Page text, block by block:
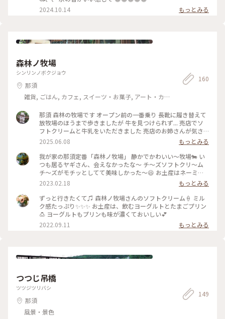
2024.10.14
もっとみる
森林ノ牧場
シンリンノボクジョウ
那須
雑貨, ごはん, カフェ, スイーツ・お菓子, アート・カ
やげ
160
那須 森林の牧場です オープン前の一番乗り 長靴に履き替えて
放牧場のほうまで歩きましたが 牛を見つけられず... 売店でソ
フトクリームと牛乳をいただきました 売店のお姉さんが気さ
くに声をかけてくれて 楽しかったです 牛乳の瓶が可愛いく
て、持って帰っていいか聞いたら、サッと水洗いしてくれまし
た 今度は料理を食べに行きたいです☺️ #森林ノ牧場 #那須
2025.06.08
もっとみる
我が家の那須定番「森林ノ牧場」 静かでかわいい～牧場🐄 い
つも居るヤギさん、会えなかったな～ チ～ズソフトクリ～ム
チ～ズがモチッとしてて美味しかった～😆 お土産はネーミン
グが凄い❓️いのちのミートソース(これウマウマ) ・バターのい
とこ・ビーフジャーキ 那須、最高～😀 #森林ノ牧場 #Myこと
りっぷ
2023.02.18
もっとみる
ずっと行きたくて♫ 森林ノ牧場さんのソフトクリーム🍦 ミル
ク感たっぷり✨✨✨ お土産は、飲むヨーグルトとたまごプリン
🍮 ヨーグルトもプリンも味が濃くておいしい💕
2022.09.11
もっとみる
つつじ吊橋
ツツジツリバシ
那須
風景・景色
149